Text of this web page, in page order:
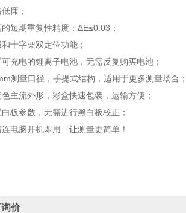
廉；
短期重复性精度：ΔE≤0.03；
十字架双定位功能；
充电的锂离子电池，无需反复购买电池；
测量口径，手提式结构，适用于更多测量场合；
主流外形，彩盒快速包装，运输方便；
板参数，无需进行黑白板校正；
电脑开机即用—让测量更简单！
价